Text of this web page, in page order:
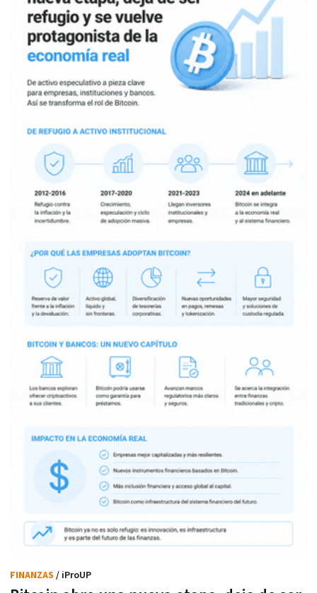
FINANZAS / iProUP